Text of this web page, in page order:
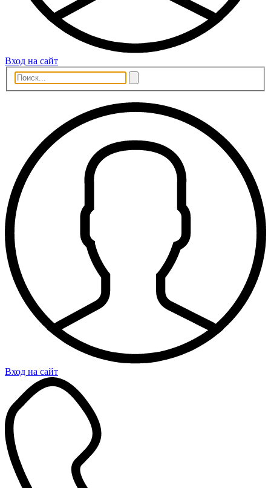
Вход на сайт
Вход на сайт